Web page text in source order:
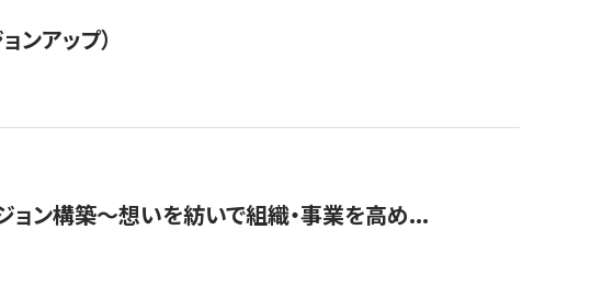
ンアップ）
ジョン構築〜想いを紡いで組織・事業を高め...